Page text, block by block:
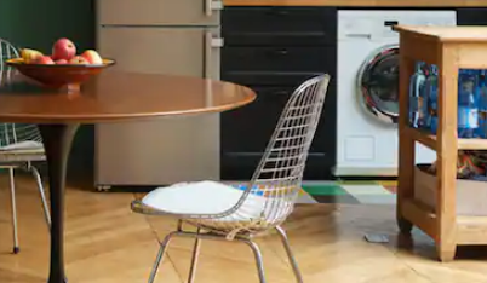
las teclas de las flechas hacia arriba y hacia abajo, o